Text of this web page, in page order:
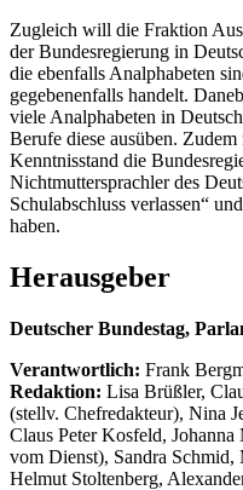
Zugleich will die Fraktion
der Bundesregierung in
die ebenfalls Analphabeten
gegebenenfalls handelt.
viele Analphabeten in
Berufe diese ausüben.
Kenntnisstand die
Nichtmuttersprachler des
Schulabschluss verlassen“
haben.
Herausgeber
Deutscher Bundestag,
Verantwortlich: Frank
Redaktion: Lisa Brüßler,
(stellv. Chefredakteur), Nina
Claus Peter Kosfeld,
vom Dienst), Sandra
Helmut Stoltenberg,